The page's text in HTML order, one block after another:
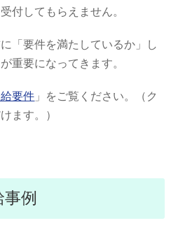
付してもらえません。
「要件を満たしているか」し
重要になってきます。
要件 」をご覧ください。（ク
ます。）
例